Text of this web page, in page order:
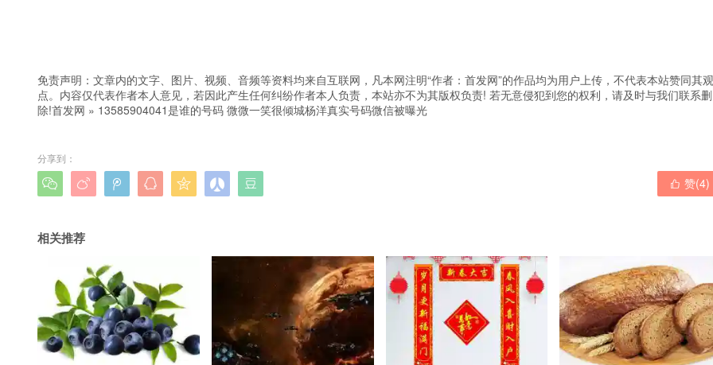
免责声明：文章内的文字、图片、视频、音频等资料均来自互联网，凡本网注明“作者：首发网”的作品均为用户上传，不代表本站赞同其观
点。内容仅代表作者本人意见，若因此产生任何纠纷作者本人负责，本站亦不为其版权负责! 若无意侵犯到您的权利，请及时与我们联系删
除!首发网 » 13585904041是谁的号码 微微一笑很倾城杨洋真实号码微信被曝光
分享到：
        赞(4)
相关推荐